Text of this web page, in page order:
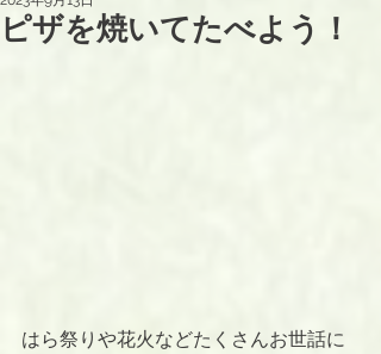
ピザを焼いてたべよう！
はら祭りや花火などたくさんお世話に